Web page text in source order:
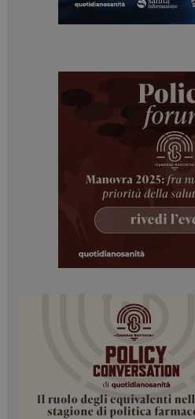
ARRAffinitySameSite